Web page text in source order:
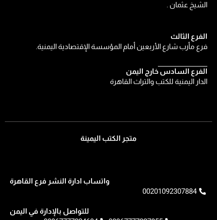
الفرع الثالث
فرع مأرب شارع الأربعين أمام المؤسسة الإقتصادية اليمنية.
الفرع السادس خارج اليمن
الدار اليمنية للكتب والتراث القاهرة
الشيخ عثمان .
متجر الكتب اليمينة
واتساب ادارة النشر فرع القاهرة
00201092307884
للتواصل بالإدارة في اليمن